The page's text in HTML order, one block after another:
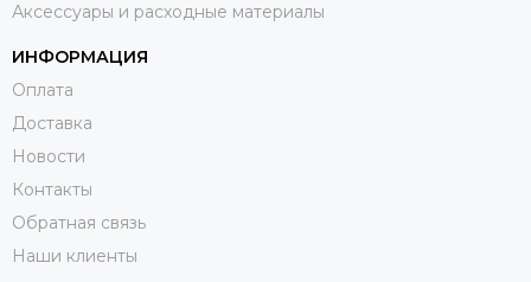
Аксессуары и расходные материалы
ИНФОРМАЦИЯ
Оплата
Доставка
Новости
Контакты
Обратная связь
Наши клиенты